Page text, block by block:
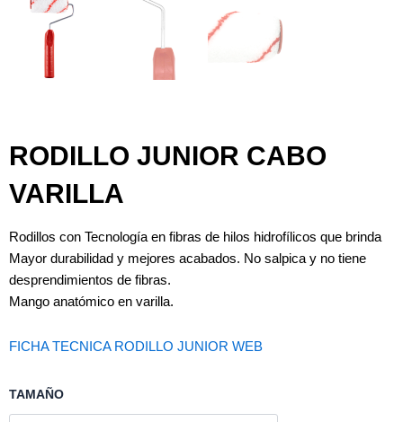
RODILLO JUNIOR CABO
VARILLA
Rodillos con Tecnología en fibras de hilos hidrofílicos que brinda
Mayor durabilidad y mejores acabados. No salpica y no tiene
desprendimientos de fibras.
Mango anatómico en varilla.
FICHA TECNICA RODILLO JUNIOR WEB
TAMAÑORODILLO